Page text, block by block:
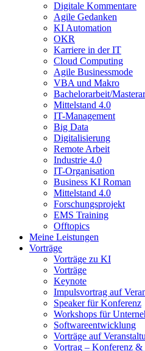
Digitale Kommentare
Agile Gedanken
KI Automation
OKR
Karriere in der IT
Cloud Computing
Agile Businessmode
VBA und Makro
Bachelorarbeit/
Mittelstand 4.0
IT-Management
Big Data
Digitalisierung
Remote Arbeit
Industrie 4.0
IT-Organisation
Business KI Roman
Mittelstand 4.0
Forschungsprojekt
EMS Training
Offtopics
Meine Leistungen
Vorträge
Vorträge zu KI
Vorträge
Keynote
Impulsvortrag auf
Speaker für Konferenz
Workshops für
Softwareentwicklung
Vorträge auf
Vortrag – Konferenz &